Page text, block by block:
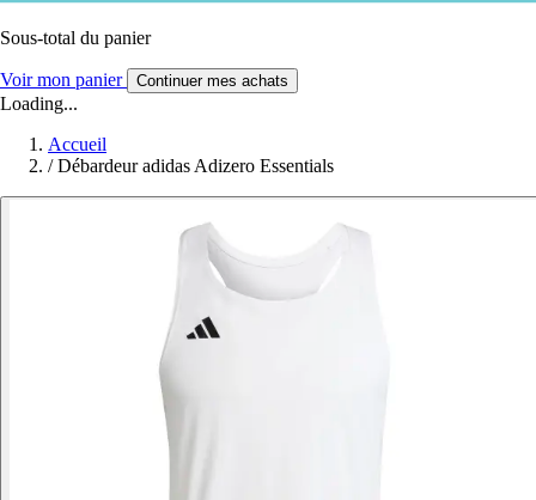
Sous-total du panier
Voir mon panier Continuer mes achats
Loading...
Accueil
/ Débardeur adidas Adizero Essentials